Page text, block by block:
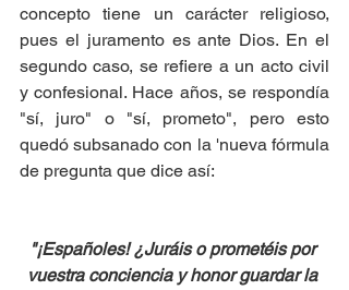
concepto tiene un carácter religioso,
pues el juramento es ante Dios. En el
segundo caso, se refiere a un acto civil
y confesional. Hace años, se respondía
"sí, juro" o "sí, prometo", pero esto
quedó subsanado con la 'nueva fórmula
de pregunta que dice así:
"¡Españoles! ¿Juráis o prometéis por
vuestra conciencia y honor guardar la